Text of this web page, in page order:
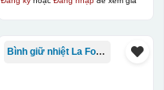
Bình giữ nhiệt La Fonte